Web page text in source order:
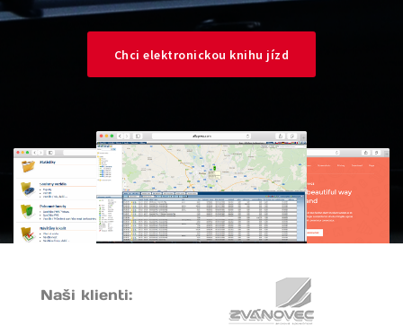
Chci elektronickou knihu jízd
Naši klienti: